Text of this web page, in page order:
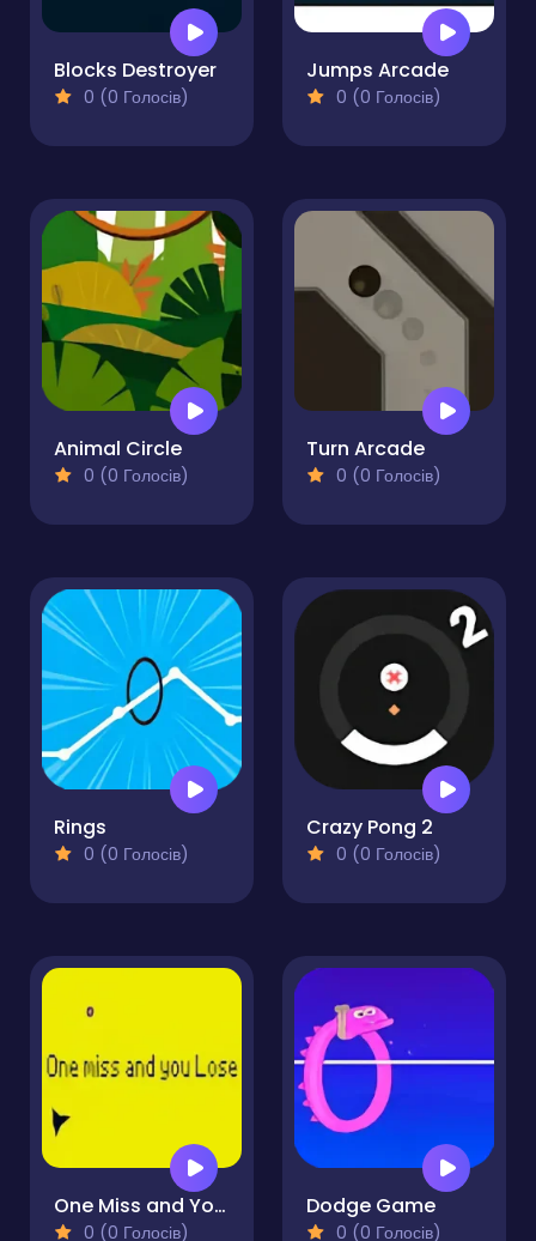
Blocks Destroyer
0 (0 Голосів)
Jumps Arcade
0 (0 Голосів)
Animal Circle
0 (0 Голосів)
Turn Arcade
0 (0 Голосів)
Rings
0 (0 Голосів)
Crazy Pong 2
0 (0 Голосів)
One Miss and You Lose
0 (0 Голосів)
Dodge Game
0 (0 Голосів)